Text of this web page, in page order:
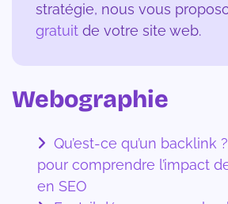
stratégie, nous vous
gratuit de votre site web.
Webographie
Qu’est-ce qu’un backlink
pour comprendre l’impact
en SEO